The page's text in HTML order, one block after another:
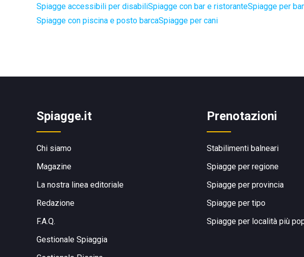
Spiagge accessibili per disabiliSpiagge con bar e ristoranteSpiagge per
Spiagge con piscina e posto barcaSpiagge per cani
Spiagge.it
Chi siamo
Magazine
La nostra linea editoriale
Redazione
F.A.Q.
Gestionale Spiaggia
Prenotazioni
Stabilimenti balneari
Spiagge per regione
Spiagge per provincia
Spiagge per tipo
Spiagge per località più